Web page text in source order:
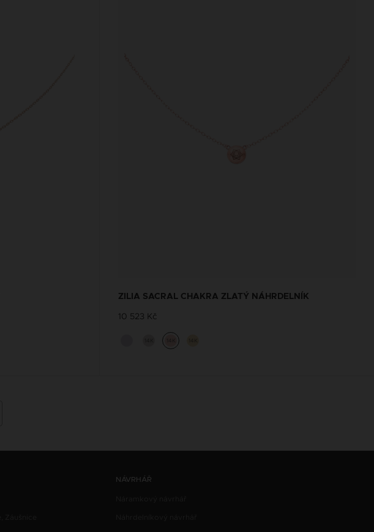
ZILIA SACRAL CHAKRA ZLATÝ NÁHRDELNÍK
10 523 Kč
NÁVRHÁŘ